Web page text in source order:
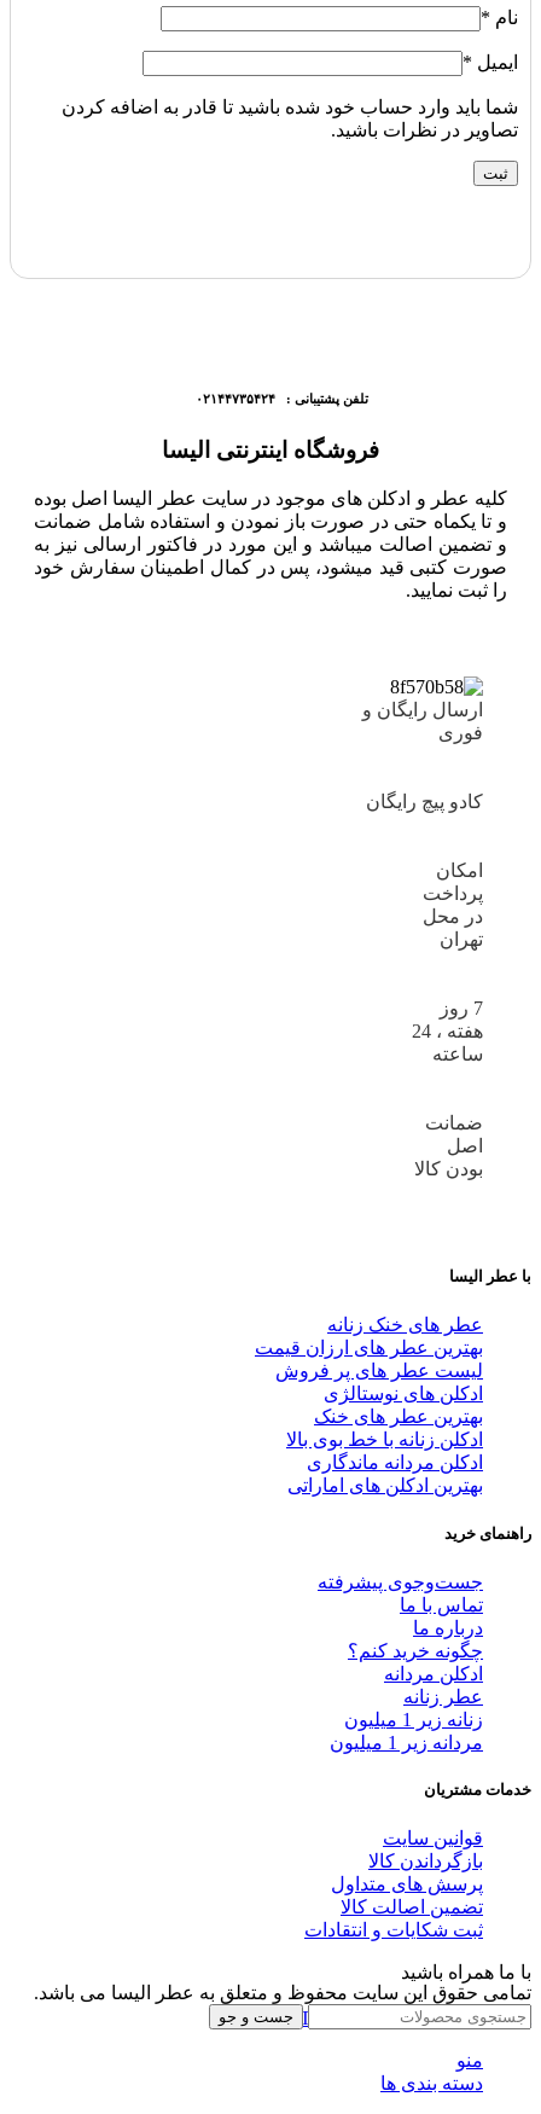
نام *
ایمیل *
شما باید وارد حساب خود شده باشید تا قادر به اضافه کردن
تصاویر در نظرات باشید.
تلفن پشتیبانی : ۰۲۱۴۴۷۳۵۴۲۴
فروشگاه اینترنتی الیسا
کلیه عطر و ادکلن های موجود در سایت عطر الیسا اصل بوده
و تا یکماه حتی در صورت باز نمودن و استفاده شامل ضمانت
و تضمین اصالت میباشد و این مورد در فاکتور ارسالی نیز به
صورت کتبی قید میشود، پس در کمال اطمینان سفارش خود
را ثبت نمایید.
ارسال رایگان و
فوری
کادو پیچ رایگان
امکان
پرداخت
در محل
تهران
7 روز
هفته ، 24
ساعته
ضمانت
اصل
بودن کالا
با عطر الیسا
عطر های خنک زنانه
بهترین عطر های ارزان قیمت
لیست عطر های پر فروش
ادکلن های نوستالژی
بهترین عطر های خنک
ادکلن زنانه با خط بوی بالا
ادکلن مردانه ماندگاری
بهترین ادکلن های اماراتی
راهنمای خرید
جست‌وجوی پیشرفته
تماس با ما
درباره ما
چگونه خرید کنم؟
ادکلن مردانه
عطر زنانه
زنانه زیر 1 میلیون
مردانه زیر 1 میلیون
خدمات مشتریان
قوانین سایت
بازگرداندن کالا
پرسش های متداول
تضمین اصالت کالا
ثبت شکایات و انتقادات
با ما همراه باشید
Telegram Whatsapp Instagram
تمامی حقوق این سایت محفوظ و متعلق به عطر الیسا می باشد.
جست و جو
منو
دسته بندی ها